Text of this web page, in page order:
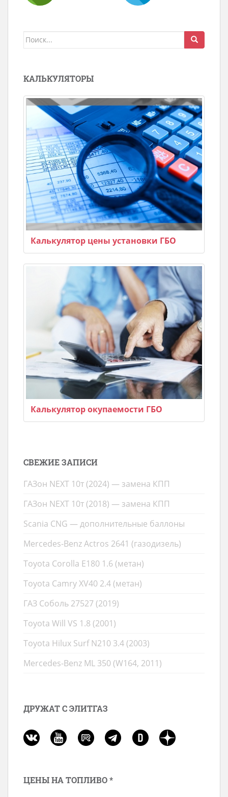
Поиск
КАЛЬКУЛЯТОРЫ
Калькулятор цены установки ГБО
Калькулятор окупаемости ГБО
СВЕЖИЕ ЗАПИСИ
ГАЗон NEXT 10т (2024) — замена КПП
ГАЗон NEXT 10т (2018) — замена КПП
Scania CNG — дополнительные баллоны
Mercedes-Benz Actros 2641 (газодизель)
Toyota Corolla E180 1.6 (метан)
Toyota Camry XV40 2.4 (метан)
ГАЗ Соболь 27527 (2019)
Toyota Will VS 1.8 (2001)
Toyota Hilux Surf N210 3.4 (2003)
Mercedes-Benz ML 350 (W164, 2011)
ДРУЖАТ С ЭЛИТГАЗ
ЦЕНЫ НА ТОПЛИВО *